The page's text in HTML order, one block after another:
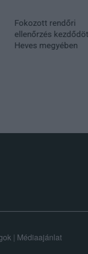
Fokozott rendőri
ellenőrzés
Heves megyében
| Médiaajánlat